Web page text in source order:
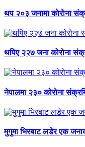
थप २०३ जनामा काेराेना
थपिए २२७ जना कोरोना
नेपालमा २३० कोरोना
मुगुमा भिरबाट लडेर एक